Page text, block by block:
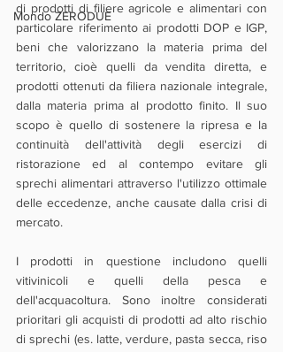
Mondo ZERODUE
di prodotti di filiere agricole e alimentari con
particolare riferimento ai prodotti DOP e IGP,
beni che valorizzano la materia prima del
territorio, cioè quelli da vendita diretta, e
prodotti ottenuti da filiera nazionale integrale,
dalla materia prima al prodotto finito. Il suo
scopo è quello di sostenere la ripresa e la
continuità dell'attività degli esercizi di
ristorazione ed al contempo evitare gli
sprechi alimentari attraverso l'utilizzo ottimale
delle eccedenze, anche causate dalla crisi di
mercato.
I prodotti in questione includono quelli
vitivinicoli e quelli della pesca e
dell'acquacoltura. Sono inoltre considerati
prioritari gli acquisti di prodotti ad alto rischio
di sprechi (es. latte, verdure, pasta secca, riso